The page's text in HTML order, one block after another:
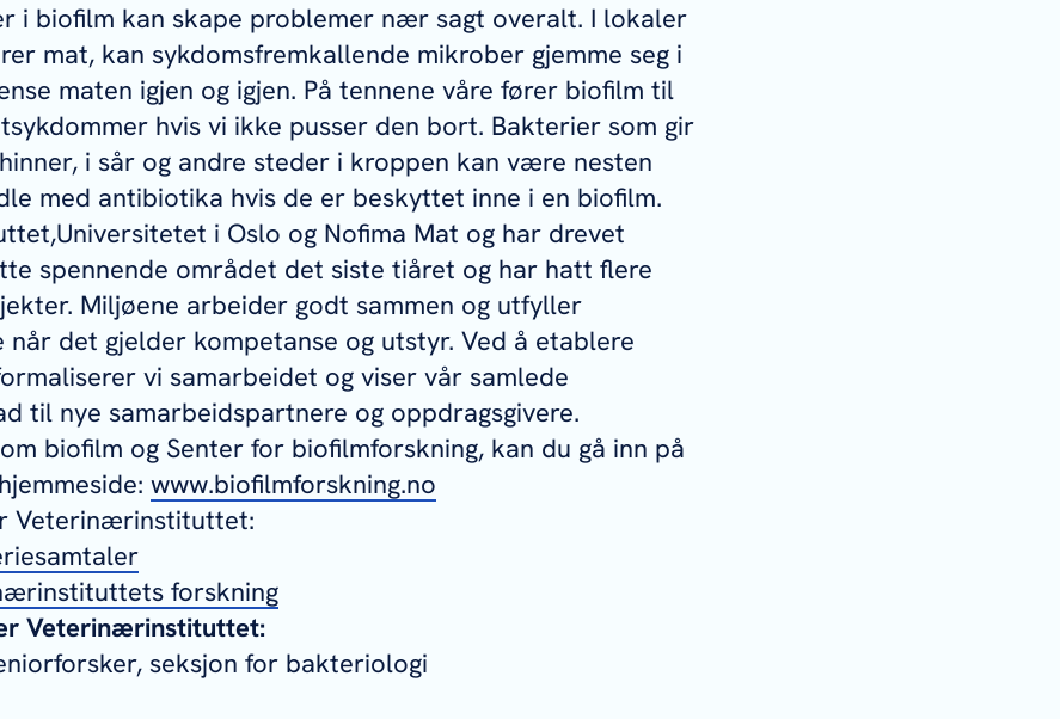
i biofilm kan skape problemer nær sagt overalt. I lokaler
mat, kan sykdomsfremkallende mikrober gjemme seg i
maten igjen og igjen. På tennene våre fører biofilm til
hvis vi ikke pusser den bort. Bakterier som gir
i sår og andre steder i kroppen kan være nesten
med antibiotika hvis de er beskyttet inne i en biofilm.
i Oslo og Nofima Mat og har drevet
spennende området det siste tiåret og har hatt flere
Miljøene arbeider godt sammen og utfyller
når det gjelder kompetanse og utstyr. Ved å etablere
vi samarbeidet og viser vår samlede
til nye samarbeidspartnere og oppdragsgivere.
biofilm og Senter for biofilmforskning, kan du gå inn på
www.biofilmforskning.no
Veterinærinstituttet:
forskning
Veterinærinstituttet:
seksjon for bakteriologi